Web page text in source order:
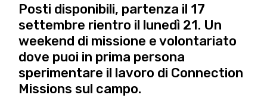
Posti disponibili, partenza il 17
settembre rientro il lunedì 21. Un
weekend di missione e volontariato
dove puoi in prima persona
sperimentare il lavoro di Connection
Missions sul campo.